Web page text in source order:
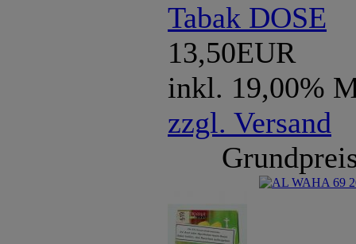
Tabak DOSE
13,50EUR
inkl. 19,00%
zzgl. Versand